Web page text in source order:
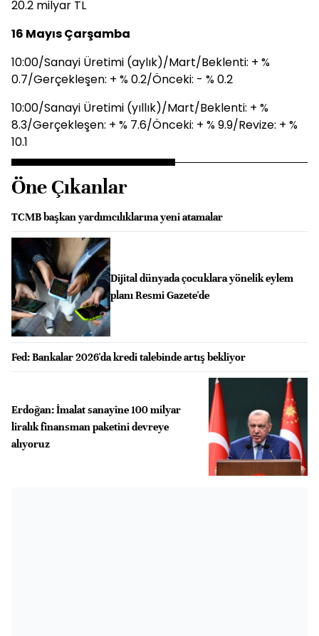
20.2 milyar TL
16 Mayıs Çarşamba
10:00/Sanayi Üretimi (aylık)/Mart/Beklenti: + %
0.7/Gerçekleşen: + % 0.2/Önceki: - % 0.2
10:00/Sanayi Üretimi (yıllık)/Mart/Beklenti: + %
8.3/Gerçekleşen: + % 7.6/Önceki: + % 9.9/Revize: + %
10.1
Öne Çıkanlar
TCMB başkan yardımcılıklarına yeni atamalar
Dijital dünyada çocuklara yönelik eylem
planı Resmi Gazete'de
Fed: Bankalar 2026'da kredi talebinde artış bekliyor
Erdoğan: İmalat sanayine 100 milyar
liralık finansman paketini devreye
alıyoruz